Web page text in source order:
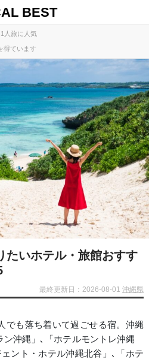
BEST
人旅に人気
得ています
たいホテル・旅館おすす
最終更新日：2026-08-01沖縄県
でも落ち着いて過ごせる宿。沖縄
ン沖縄」､「ホテルモントレ沖縄
ント・ホテル沖縄北谷」､「ホテ